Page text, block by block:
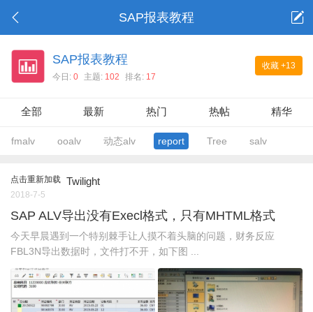
SAP报表教程
收藏 +13
SAP报表教程
今日: 0 主题: 102 排名: 17
全部 最新 热门 热帖 精华
fmalv ooalv 动态alv report Tree salv
点击重新加载 Twilight
2018-7-5
SAP ALV导出没有Execl格式，只有MHTML格式
今天早晨遇到一个特别棘手让人摸不着头脑的问题，财务反应
FBL3N导出数据时，文件打不开，如下图 ...